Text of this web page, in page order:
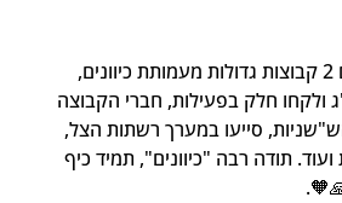
בשבועיים האחרונים 2 קבוצות גדולות מעמותת כיוונים,
ולקחו חלק בפעילות, חברי הקבוצה
סייעו במערך רשתות הצל,
ועוד. תודה רבה "כיוונים", תמיד כיף